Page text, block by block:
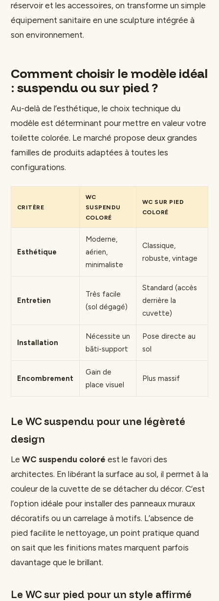
réservoir et les accessoires, on transforme un simple
équipement sanitaire en une sculpture intégrée à
son environnement.
Comment choisir le modèle idéal
: suspendu ou sur pied ?
Au-delà de l’esthétique, le choix technique du
modèle est déterminant pour mettre en valeur votre
toilette colorée. Le marché propose deux grandes
familles de produits adaptées à toutes les
configurations.
CRITÈRE
WC
SUSPENDU
COLORÉ
WC SUR PIED
COLORÉ
Esthétique
Moderne,
aérien,
minimaliste
Classique,
robuste, vintage
Entretien
Très facile
(sol dégagé)
Standard (accès
derrière la
cuvette)
Installation
Nécessite un
bâti-support
Pose directe au
sol
Encombrement
Gain de
place visuel
Plus massif
Le WC suspendu pour une légèreté
design
Le WC suspendu coloré est le favori des
architectes. En libérant la surface au sol, il permet à la
couleur de la cuvette de se détacher du décor. C’est
l’option idéale pour installer des panneaux muraux
décoratifs ou un carrelage à motifs. L’absence de
pied facilite le nettoyage, un point pratique quand
on sait que les finitions mates marquent parfois
davantage que le brillant.
Le WC sur pied pour un style affirmé